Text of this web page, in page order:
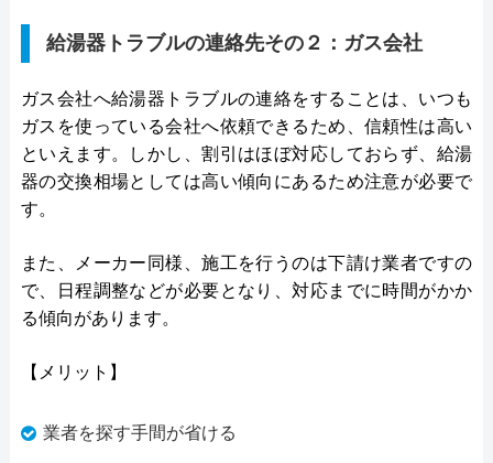
給湯器トラブルの連絡先その２：ガス会社
ガス会社へ給湯器トラブルの連絡をすることは、いつも
ガスを使っている会社へ依頼できるため、信頼性は高い
といえます。しかし、割引はほぼ対応しておらず、給湯
器の交換相場としては高い傾向にあるため注意が必要で
す。
また、メーカー同様、施工を行うのは下請け業者ですの
で、日程調整などが必要となり、対応までに時間がかか
る傾向があります。
【メリット】
業者を探す手間が省ける